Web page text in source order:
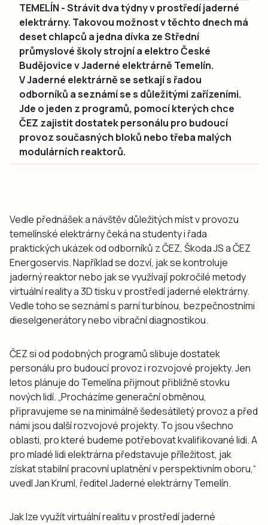
TEMELÍN - Strávit dva týdny v prostředí jaderné
elektrárny. Takovou možnost v těchto dnech má
deset chlapců a jedna dívka ze Střední
průmyslové školy strojní a elektro České
Budějovice v Jaderné elektrárně Temelín.
V Jaderné elektrárně se setkají s řadou
odborníků a seznámí se s důležitými zařízeními.
Jde o jeden z programů, pomocí kterých chce
ČEZ zajistit dostatek personálu pro budoucí
provoz současných bloků nebo třeba malých
modulárních reaktorů.
Vedle přednášek a návštěv důležitých míst v provozu
temelínské elektrárny čeká na studenty i řada
praktických ukázek od odborníků z ČEZ, Škoda JS a ČEZ
Energoservis. Například se dozví, jak se kontroluje
jaderný reaktor nebo jak se využívají pokročilé metody
virtuální reality a 3D tisku v prostředí jaderné elektrárny.
Vedle toho se seznámí s parní turbínou, bezpečnostními
dieselgenerátory nebo vibrační diagnostikou.
ČEZ si od podobných programů slibuje dostatek
personálu pro budoucí provoz i rozvojové projekty. Jen
letos plánuje do Temelína přijmout přibližně stovku
nových lidí. „Procházíme generační obměnou,
připravujeme se na minimálně šedesátiletý provoz a před
námi jsou další rozvojové projekty. To jsou všechno
oblasti, pro které budeme potřebovat kvalifikované lidi. A
pro mladé lidi elektrárna představuje příležitost, jak
získat stabilní pracovní uplatnění v perspektivním oboru,“
uvedl Jan Kruml, ředitel Jaderné elektrárny Temelín.
Jak lze využít virtuální realitu v prostředí jaderné